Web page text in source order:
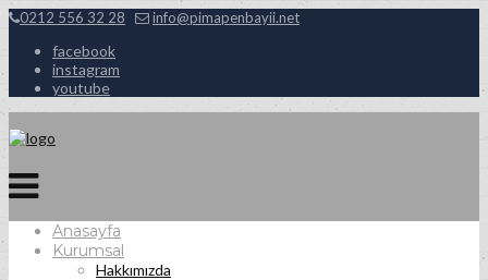
0212 556 32 28 info@pimapenbayii.net
facebook
instagram
youtube
Anasayfa
Kurumsal
Hakkımızda